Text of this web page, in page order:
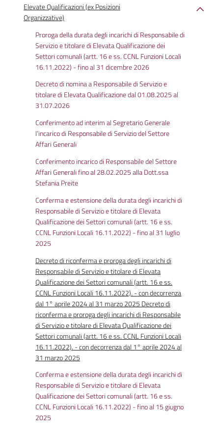
Elevate Qualificazioni (ex Posizioni
Organizzative)
Proroga della durata degli incarichi di Responsabile di
Servizio e titolare di Elevata Qualificazione dei
Settori comunali (artt. 16 e ss. CCNL Funzioni Locali
16.11.2022) - fino al 31 dicembre 2026
Decreto di nomina a Responsabile di Servizio e
titolare di Elevata Qualificazione dal 01.08.2025 al
31.07.2026
Conferimento ad interim al Segretario Generale
l’incarico di Responsabile di Servizio del Settore
Affari Generali
Conferimento incarico di Responsabile del Settore
Affari Generali fino al 28.02.2025 alla Dott.ssa
Stefania Preite
Conferma e estensione della durata degli incarichi di
Responsabile di Servizio e titolare di Elevata
Qualificazione dei Settori comunali (artt. 16 e ss.
CCNL Funzioni Locali 16.11.2022) - fino al 31 luglio
2025
Decreto di riconferma e proroga degli incarichi di
Responsabile di Servizio e titolare di Elevata
Qualificazione dei Settori comunali (artt. 16 e ss.
CCNL Funzioni Locali 16.11.2022). - con decorrenza
dal 1° aprile 2024 al 31 marzo 2025 Decreto di
riconferma e proroga degli incarichi di Responsabile
di Servizio e titolare di Elevata Qualificazione dei
Settori comunali (artt. 16 e ss. CCNL Funzioni Locali
16.11.2022). - con decorrenza dal 1° aprile 2024 al
31 marzo 2025
Conferma e estensione della durata degli incarichi di
Responsabile di Servizio e titolare di Elevata
Qualificazione dei Settori comunali (artt. 16 e ss.
CCNL Funzioni Locali 16.11.2022) - fino al 15 giugno
2025